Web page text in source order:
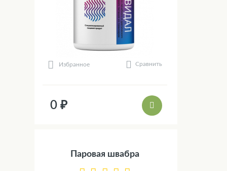
Избранное Сравнить
0 ₽
Паровая швабра